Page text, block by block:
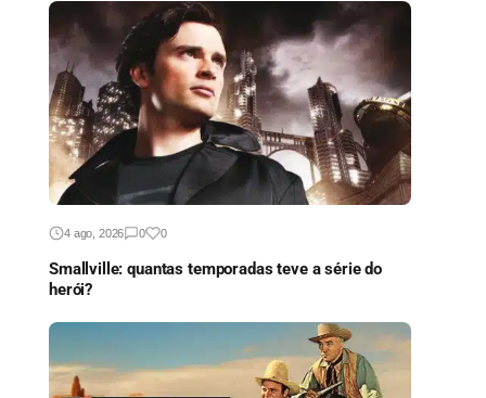
4 ago, 2026 0 0
Smallville: quantas temporadas teve a série do
herói?